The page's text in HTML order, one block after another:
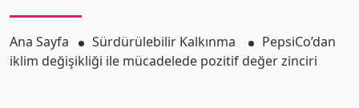
Ana Sayfa Sürdürülebilir Kalkınma
PepsiCo’dan
iklim değişikliği ile mücadelede pozitif değer zinciri